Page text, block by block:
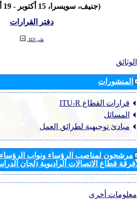
(جنيف، سويسرا، 15 أكتوبر - 19 أكتوبر 2007)
دفتر القرارات
طي الكل
الوثائق
المنشورات
قرارات القطاع ‏ITU-R
المسائل
مبادئ توجيهية لطرائق العمل
مرشحون لمناصب الرؤساء ونواب الرؤساء
قطاع الاتصالات الراديوية (لجان
معلومات أخرى